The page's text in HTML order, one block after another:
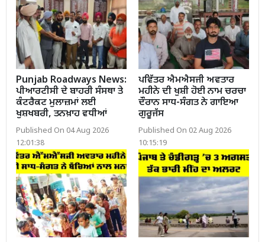
Punjab Roadways News:
ਪੀਆਰਟੀਸੀ ਦੇ ਬਾਹਰੀ ਸੰਸਥਾ ਤੇ
ਕੰਟਰੈਕਟ ਮੁਲਾਜ਼ਮਾਂ ਲਈ
ਖੁਸ਼ਖਬਰੀ, ਤਨਖ਼ਾਹ ਵਧੀਆਂ
Published On 04 Aug 2026
12:01:38
ਪਵਿੱਤਰ ਐਮਐਸਜੀ ਅਵਤਾਰ
ਮਹੀਨੇ ਦੀ ਖੁਸ਼ੀ ਹੋਈ ਨਾਮ ਚਰਚਾ
ਦੌਰਾਨ ਸਾਧ-ਸੰਗਤ ਨੇ ਗਾਇਆ
ਗੁਰੂਜੱਸ
Published On 02 Aug 2026
10:15:19